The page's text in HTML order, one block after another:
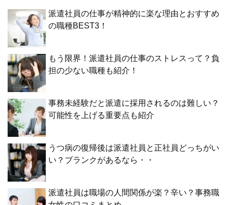
派遣社員の仕事が精神的に楽な理由とおすすめ
の職種BEST3！
もう限界！派遣社員の仕事のストレスって？負
担の少ない職種も紹介！
事務未経験だと派遣に採用されるのは難しい？
可能性を上げる重要点も紹介
うつ病の復帰後は派遣社員と正社員どっちがい
い？ブランクがあるなら・・
派遣社員は職場の人間関係が楽？辛い？事務職